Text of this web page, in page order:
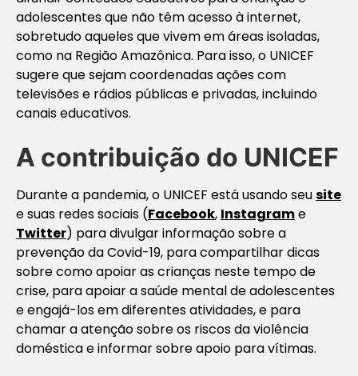
adolescentes que não têm acesso à internet,
sobretudo aqueles que vivem em áreas isoladas,
como na Região Amazônica. Para isso, o UNICEF
sugere que sejam coordenadas ações com
televisões e rádios públicas e privadas, incluindo
canais educativos.
A contribuição do UNICEF
Durante a pandemia, o UNICEF está usando seusite
e suas redes sociais (Facebook, Instagrame
Twitter) para divulgar informação sobre a
prevenção da Covid-19, para compartilhar dicas
sobre como apoiar as crianças neste tempo de
crise, para apoiar a saúde mental de adolescentes
e engajá-los em diferentes atividades, e para
chamar a atenção sobre os riscos da violência
doméstica e informar sobre apoio para vítimas.